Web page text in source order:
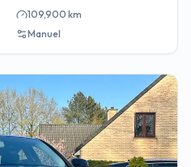
109,900 km
Manuel